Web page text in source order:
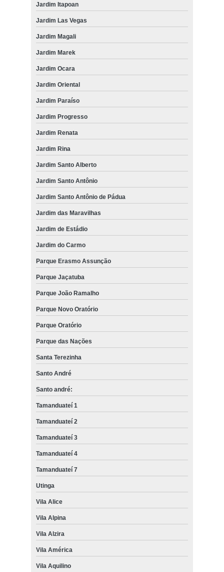
Jardim Itapoan
Jardim Las Vegas
Jardim Magali
Jardim Marek
Jardim Ocara
Jardim Oriental
Jardim Paraíso
Jardim Progresso
Jardim Renata
Jardim Rina
Jardim Santo Alberto
Jardim Santo Antônio
Jardim Santo Antônio de Pádua
Jardim das Maravilhas
Jardim de Estádio
Jardim do Carmo
Parque Erasmo Assunção
Parque Jaçatuba
Parque João Ramalho
Parque Novo Oratório
Parque Oratório
Parque das Nações
Santa Terezinha
Santo André
Santo andré:
Tamanduateí 1
Tamanduateí 2
Tamanduateí 3
Tamanduateí 4
Tamanduateí 7
Utinga
Vila Alice
Vila Alpina
Vila Alzira
Vila América
Vila Aquilino